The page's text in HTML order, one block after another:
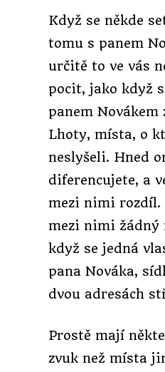
Když se někde
tomu s panem
určitě to ve vás
pocit, jako když
panem Novákem
Lhoty, místa, o
neslyšeli. Hned
diferencujete, a
mezi nimi rozdíl.
mezi nimi žádný
když se jedná
pana Nováka,
dvou adresách
Prostě mají
zvuk než místa